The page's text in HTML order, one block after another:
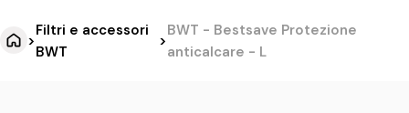
>
Filtri e accessori
BWT
>
BWT - Bestsave Protezione
anticalcare - L